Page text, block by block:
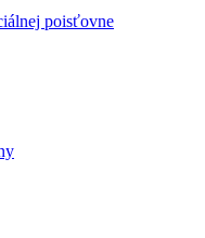
poisťovne